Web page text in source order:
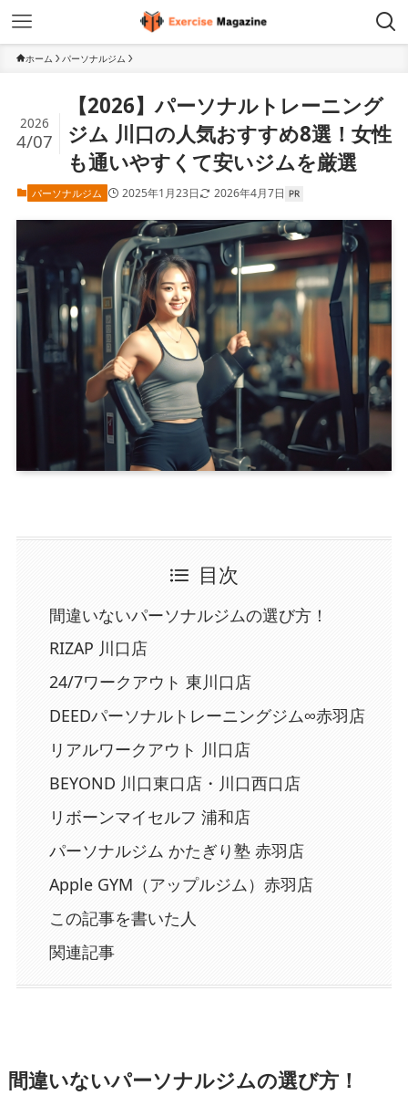
ホーム パーソナルジム
【2026】パーソナルトレーニング
ジム 川口の人気おすすめ8選！女性
も通いやすくて安いジムを厳選
2026
4/07
パーソナルジム 2025年1月23日 2026年4月7日
目次
間違いないパーソナルジムの選び方！
RIZAP 川口店
24/7ワークアウト 東川口店
DEEDパーソナルトレーニングジム∞赤羽店
リアルワークアウト 川口店
BEYOND 川口東口店・川口西口店
リボーンマイセルフ 浦和店
パーソナルジム かたぎり塾 赤羽店
Apple GYM（アップルジム）赤羽店
この記事を書いた人
関連記事
間違いないパーソナルジムの選び方！